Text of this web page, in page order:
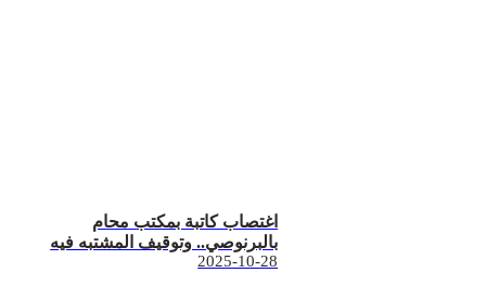
اغتصاب كاتبة بمكتب محام
بالبرنوصي.. وتوقيف المشتبه فيه
2025-10-28